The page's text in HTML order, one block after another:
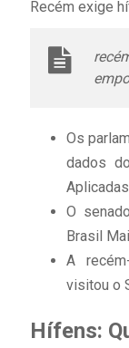
Recém exige
Os
dados
O
Brasil
A
visitou o
Hífens: